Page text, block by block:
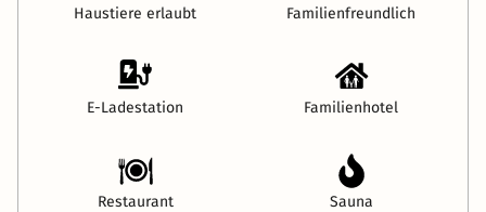
Haustiere erlaubt Familienfreundlich
E-Ladestation Familienhotel
Restaurant Sauna